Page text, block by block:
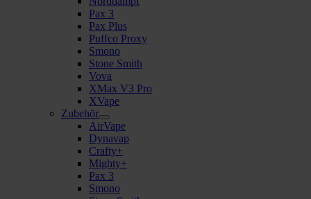
Pax 3
Pax Plus
Puffco Proxy
Smono
Stone Smith
Vova
XMax V3 Pro
XVape
Zubehör
AirVape
Dynavap
Crafty+
Mighty+
Pax 3
Smono